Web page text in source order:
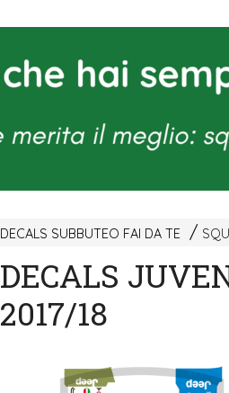
DECALS SUBBUTEO FAI DA TE
DECALS
2017/18